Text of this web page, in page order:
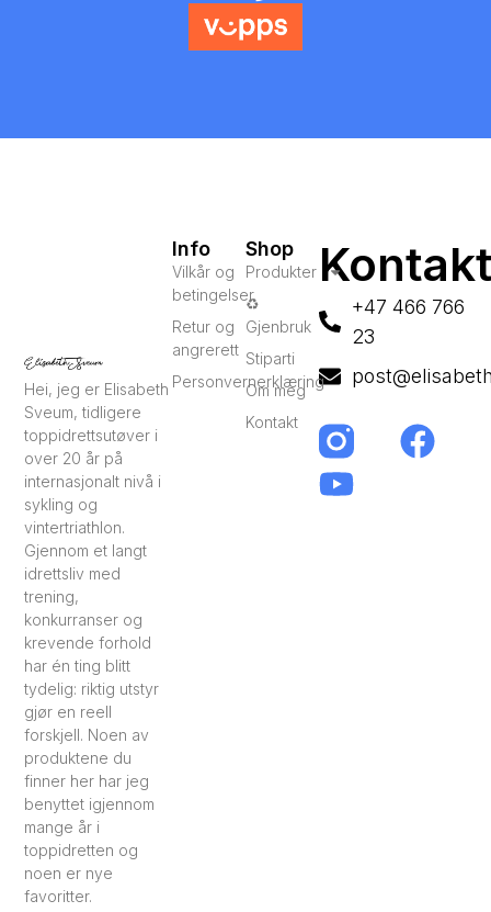
Hei, jeg er Elisabeth
Sveum, tidligere
toppidrettsutøver i
over 20 år på
internasjonalt nivå i
sykling og
vintertriathlon.
Gjennom et langt
idrettsliv med
trening,
konkurranser og
krevende forhold
har én ting blitt
tydelig: riktig utstyr
gjør en reell
forskjell. Noen av
produktene du
finner her har jeg
benyttet igjennom
mange år i
toppidretten og
noen er nye
favoritter.
Shop
Produkter
♻️
Gjenbruk
Stiparti
Om meg
Kontakt
Info
Vilkår og
betingelser
Retur og
angrerett
Personvernerklæring
+47 466 766
23